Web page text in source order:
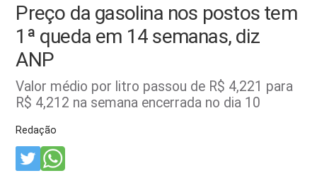
Preço da gasolina nos postos tem
1ª queda em 14 semanas, diz
ANP
Valor médio por litro passou de R$ 4,221 para
R$ 4,212 na semana encerrada no dia 10
Redação